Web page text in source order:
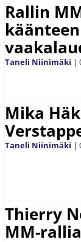
Rallin
Taneli Niinimäki |
Mika
Taneli Niinimäki |
Thierry
MM-